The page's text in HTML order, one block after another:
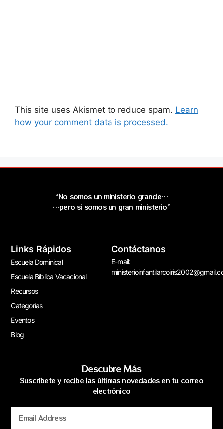
This site uses Akismet to reduce spam. Learn
how your comment data is processed.
“No somos un ministerio grande…
…pero si somos un gran ministerio”
Links Rápidos
Escuela Dominical
Escuela Bíblica Vacacional
Recursos
Categorías
Eventos
Blog
Contáctanos
E-mail:
Descubre Más
Suscríbete y recibe las últimas novedades en tu correo
electrónico